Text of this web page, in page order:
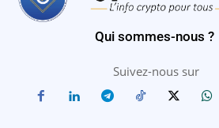
Qui sommes-nous ?
Suivez-nous sur